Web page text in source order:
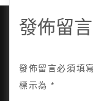
發佈留言
發佈留言必須填
標示為*
Copyright ©